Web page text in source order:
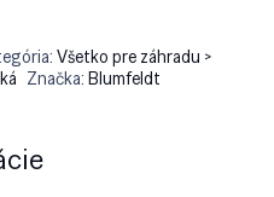
Všetko pre záhradu >
Značka:Blumfeldt